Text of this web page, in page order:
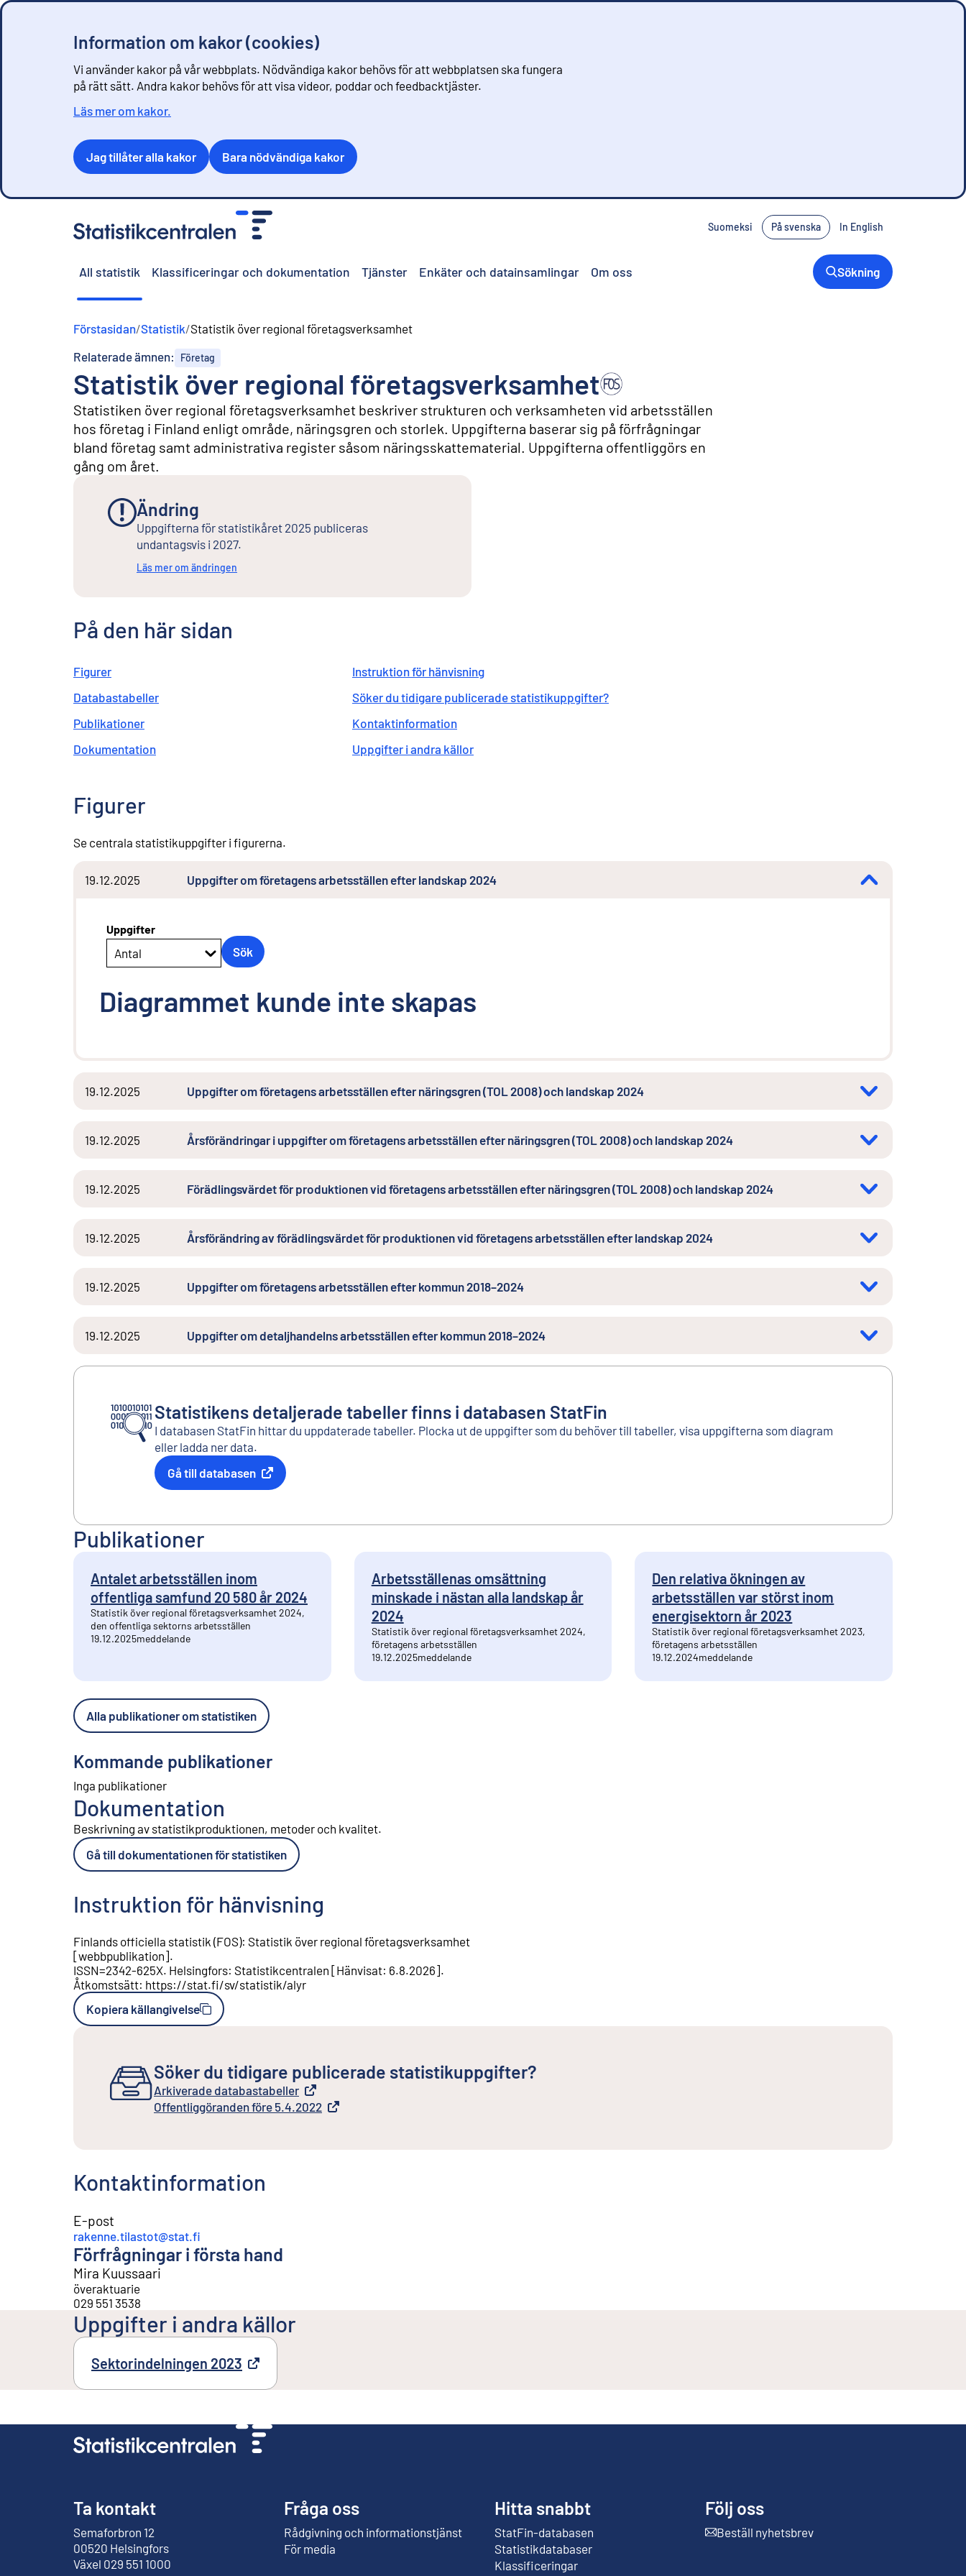
Information om kakor (cookies)
Vi använder kakor på vår webbplats. Nödvändiga kakor behövs för att webbplatsen ska fungera
på rätt sätt. Andra kakor behövs för att visa videor, poddar och feedbacktjäster.
Läs mer om kakor.
Jag tillåter alla kakor Bara nödvändiga kakor
Suomeksi På svenska In English
All statistik Klassificeringar och dokumentation Tjänster Enkäter och datainsamlingar Om oss Sökning
Förstasidan/Statistik/Statistik över regional företagsverksamhet
Relaterade ämnen:
Företag
Statistik över regional företagsverksamhet
Statistiken över regional företagsverksamhet beskriver strukturen och verksamheten vid arbetsställen
hos företag i Finland enligt område, näringsgren och storlek. Uppgifterna baserar sig på förfrågningar
bland företag samt administrativa register såsom näringsskattematerial. Uppgifterna offentliggörs en
gång om året.
Ändring
Uppgifterna för statistikåret 2025 publiceras
undantagsvis i 2027.
Läs mer om ändringen
På den här sidan
Figurer
Databastabeller
Publikationer
Dokumentation
Instruktion för hänvisning
Söker du tidigare publicerade statistikuppgifter?
Kontaktinformation
Uppgifter i andra källor
Figurer
Se centrala statistikuppgifter i figurerna.
19.12.2025 Uppgifter om företagens arbetsställen efter landskap 2024
Uppgifter
Antal Sök
Diagrammet kunde inte skapas
19.12.2025 Uppgifter om företagens arbetsställen efter näringsgren (TOL 2008) och landskap 2024
19.12.2025 Årsförändringar i uppgifter om företagens arbetsställen efter näringsgren (TOL 2008) och landskap 2024
19.12.2025 Förädlingsvärdet för produktionen vid företagens arbetsställen efter näringsgren (TOL 2008) och landskap 2024
19.12.2025 Årsförändring av förädlingsvärdet för produktionen vid företagens arbetsställen efter landskap 2024
19.12.2025 Uppgifter om företagens arbetsställen efter kommun 2018–2024
19.12.2025 Uppgifter om detaljhandelns arbetsställen efter kommun 2018–2024
Statistikens detaljerade tabeller finns i databasen StatFin
I databasen StatFin hittar du uppdaterade tabeller. Plocka ut de uppgifter som du behöver till tabeller, visa uppgifterna som diagram
eller ladda ner data.
Gå till databasen
Extern länk
Publikationer
Antalet arbetsställen inom
offentliga samfund 20 580 år 2024
Statistik över regional företagsverksamhet 2024,
den offentliga sektorns arbetsställen
19.12.2025meddelande
Arbetsställenas omsättning
minskade i nästan alla landskap år
2024
Statistik över regional företagsverksamhet 2024,
företagens arbetsställen
19.12.2025meddelande
Den relativa ökningen av
arbetsställen var störst inom
energisektorn år 2023
Statistik över regional företagsverksamhet 2023,
företagens arbetsställen
19.12.2024meddelande
Alla publikationer om statistiken
Kommande publikationer
Inga publikationer
Dokumentation
Beskrivning av statistikproduktionen, metoder och kvalitet.
Gå till dokumentationen för statistiken
Instruktion för hänvisning
Finlands officiella statistik (FOS): Statistik över regional företagsverksamhet
[webbpublikation].
ISSN=2342-625X. Helsingfors: Statistikcentralen [Hänvisat: 6.8.2026].
Åtkomstsätt: https://stat.fi/sv/statistik/alyr
Kopiera källangivelse
Söker du tidigare publicerade statistikuppgifter?
Arkiverade databastabeller
Extern länk
Offentliggöranden före 5.4.2022
Extern länk
Kontaktinformation
E-post
rakenne.tilastot@stat.fi
Förfrågningar i första hand
Mira Kuussaari
överaktuarie
029 551 3538
Uppgifter i andra källor
Sektorindelningen 2023 Extern länk
Ta kontakt
Semaforbron 12
00520 Helsingfors
Extern länk
Växel 029 551 1000
Fråga oss
Rådgivning och informationstjänst
För media
Hitta snabbt
StatFin-databasen
Extern länk
Statistikdatabaser
Klassificeringar
Följ oss
Beställ nyhetsbrev
Extern länk